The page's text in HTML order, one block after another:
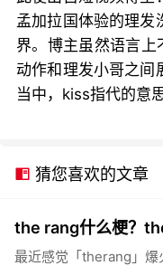
孟加拉国体验的理发
界。博主虽然语言
动作和理发小哥之间
当中，kiss指代的意
猜您喜欢的文章
the rang什么梗？
最近感觉「therang」爆